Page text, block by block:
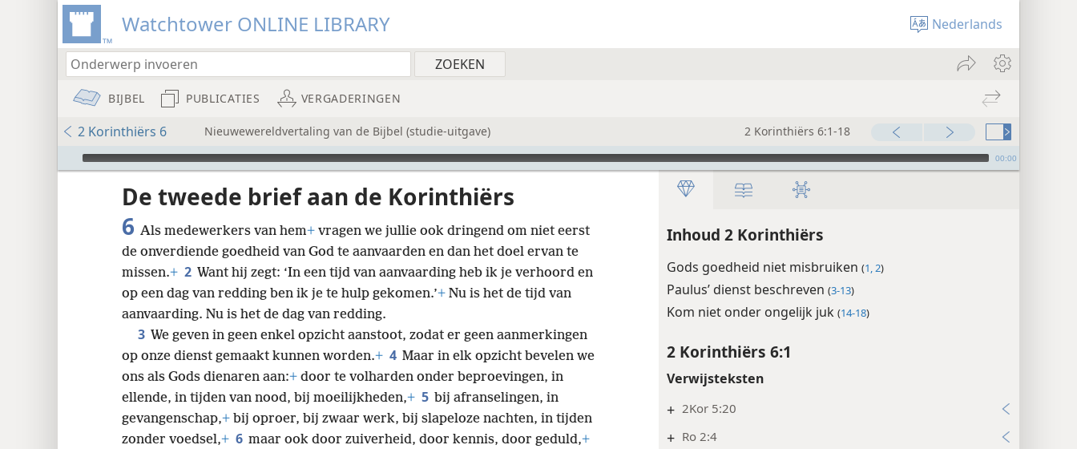
Watchtower ONLINE LIBRARY Nederlands
BIJBEL PUBLICATIES VERGADERINGEN
2 Korinthiërs 6 Nieuwewereldvertaling van de Bijbel (studie-uitgave) 2 Korinthiërs 6:1-18
Audio Player 00:00
Inhoud 2 Korinthiërs
Gods goedheid niet misbruiken (1, 2)
Paulus’ dienst beschreven (3-13)
Kom niet onder ongelijk juk (14-18)
2 Korinthiërs 6:1
Verwijsteksten
+ 2Kor 5:20
+ Ro 2:4
De tweede brief aan de Korinthiërs
6 Als medewerkers van hem+ vragen we jullie ook dringend om niet eerst
de onverdiende goedheid van God te aanvaarden en dan het doel ervan te
missen.+ 2 Want hij zegt: ‘In een tijd van aanvaarding heb ik je verhoord en
op een dag van redding ben ik je te hulp gekomen.’+ Nu is het de tijd van
aanvaarding. Nu is het de dag van redding.
3 We geven in geen enkel opzicht aanstoot, zodat er geen aanmerkingen
op onze dienst gemaakt kunnen worden.+ 4 Maar in elk opzicht bevelen we
ons als Gods dienaren aan:+ door te volharden onder beproevingen, in
ellende, in tijden van nood, bij moeilijkheden,+ 5 bij afranselingen, in
gevangenschap,+ bij oproer, bij zwaar werk, bij slapeloze nachten, in tijden
zonder voedsel,+ 6 maar ook door zuiverheid, door kennis, door geduld,+